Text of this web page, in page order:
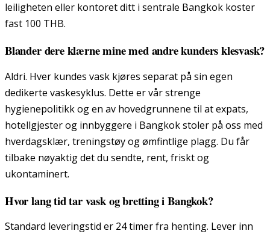
leiligheten eller kontoret ditt i sentrale Bangkok koster
fast 100 THB.
Blander dere klærne mine med andre kunders klesvask?
Aldri. Hver kundes vask kjøres separat på sin egen
dedikerte vaskesyklus. Dette er vår strenge
hygienepolitikk og en av hovedgrunnene til at expats,
hotellgjester og innbyggere i Bangkok stoler på oss med
hverdagsklær, treningstøy og ømfintlige plagg. Du får
tilbake nøyaktig det du sendte, rent, friskt og
ukontaminert.
Hvor lang tid tar vask og bretting i Bangkok?
Standard leveringstid er 24 timer fra henting. Lever inn